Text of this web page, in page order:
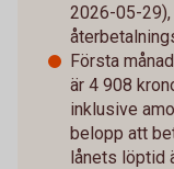
2026-05-29),
Första
är 4 908
inklusive
belopp att
lånets löptid